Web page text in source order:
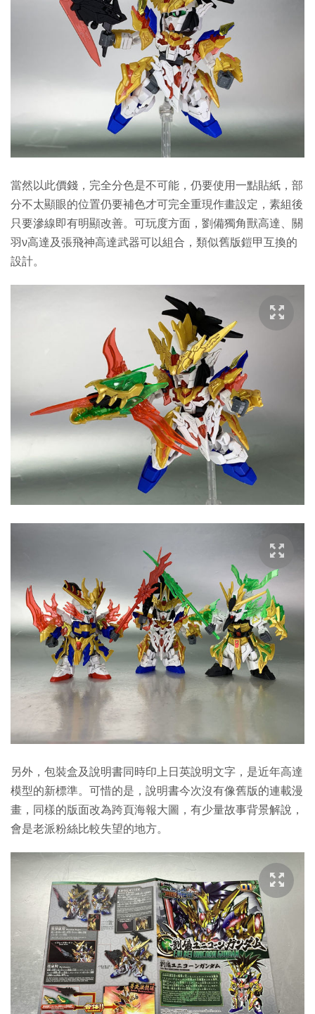
當然以此價錢，完全分色是不可能，仍要使用一點貼紙，部
分不太顯眼的位置仍要補色才可完全重現作畫設定，素組後
只要滲線即有明顯改善。可玩度方面，劉備獨角獸高達、關
羽ν高達及張飛神高達武器可以組合，類似舊版鎧甲互換的
設計。
另外，包裝盒及說明書同時印上日英說明文字，是近年高達
模型的新標準。可惜的是，說明書今次沒有像舊版的連載漫
畫，同樣的版面改為跨頁海報大圖，有少量故事背景解說，
會是老派粉絲比較失望的地方。